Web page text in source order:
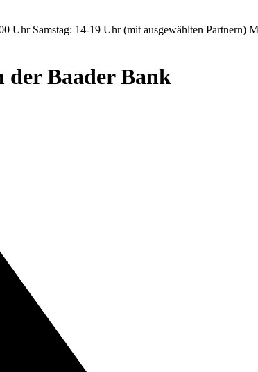
Uhr Samstag: 14-19 Uhr (mit ausgewählten Partnern)
Baader Bank